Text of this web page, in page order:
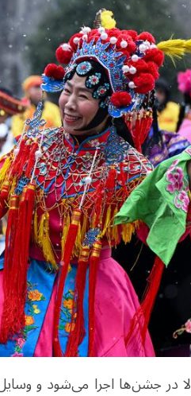
در جشنها اجرا میشود و وسا